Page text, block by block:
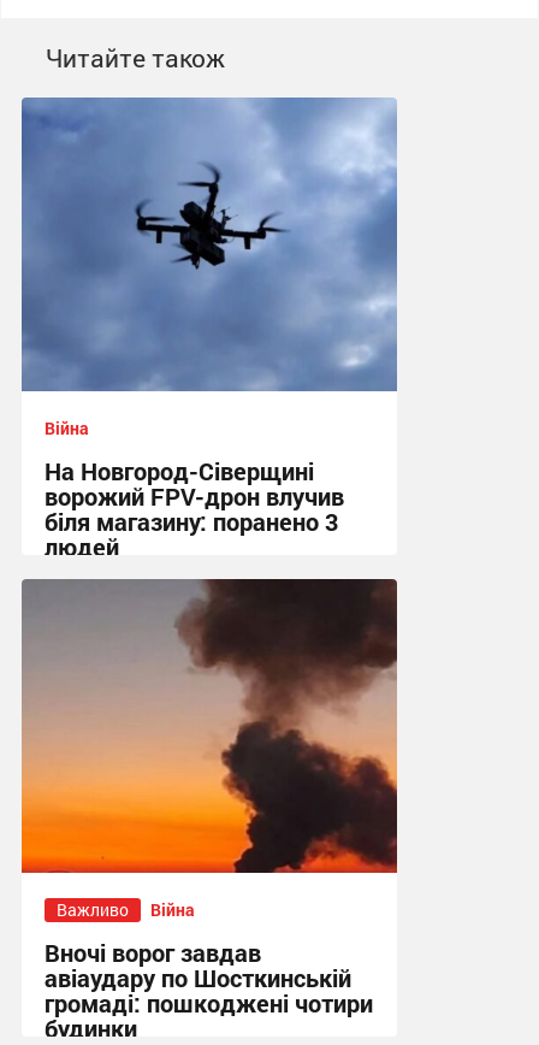
Читайте також
Війна
На Новгород-Сіверщині
ворожий FPV-дрон влучив
біля магазину: поранено 3
людей
Важливо Війна
Вночі ворог завдав
авіаудару по Шосткинській
громаді: пошкоджені чотири
будинки